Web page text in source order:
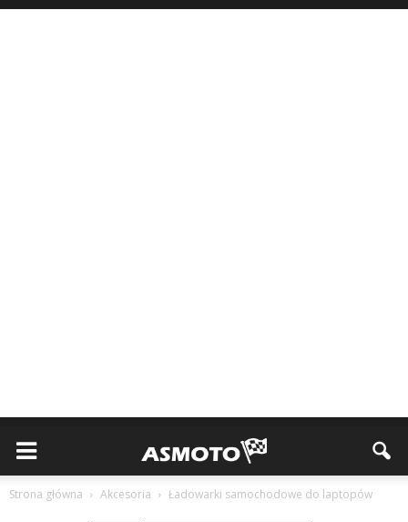
Strona główna Akcesoria Ładowarki samochodowe do laptopów